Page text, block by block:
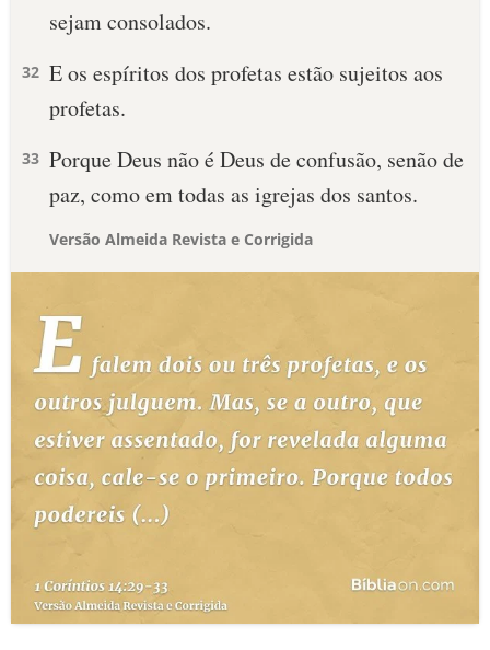
sejam consolados.
32 E os espíritos dos profetas estão sujeitos aos
profetas.
33 Porque Deus não é Deus de confusão, senão de
paz, como em todas as igrejas dos santos.
Versão Almeida Revista e Corrigida